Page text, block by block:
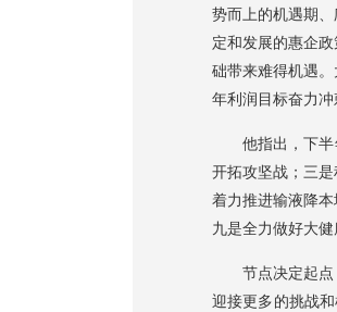
势而上的机遇期
定和发展的惠企
础带来难得机遇
年利润目标奋力冲
他指出，下半
开拓攻坚战；三
着力推进输液降
九是全力做好大健
节点决定起点
迎接更多的挑战